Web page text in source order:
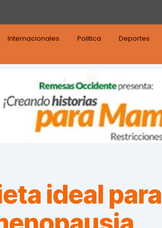
Internacionales Politica Deportes
ideal